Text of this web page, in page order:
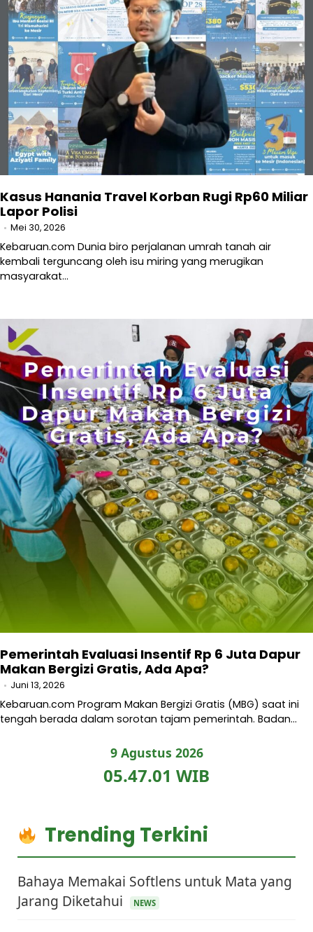
Kasus Hanania Travel Korban Rugi Rp60 Miliar
Lapor Polisi
Mei 30, 2026
Kebaruan.com Dunia biro perjalanan umrah tanah air
kembali terguncang oleh isu miring yang merugikan
masyarakat…
Pemerintah Evaluasi Insentif Rp 6 Juta Dapur
Makan Bergizi Gratis, Ada Apa?
Juni 13, 2026
Kebaruan.com Program Makan Bergizi Gratis (MBG) saat ini
tengah berada dalam sorotan tajam pemerintah. Badan…
9 Agustus 2026
05.47.02 WIB
Trending Terkini
Bahaya Memakai Softlens untuk Mata yang
Jarang Diketahui
NEWS